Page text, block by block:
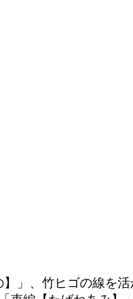
」、竹ヒゴの線を